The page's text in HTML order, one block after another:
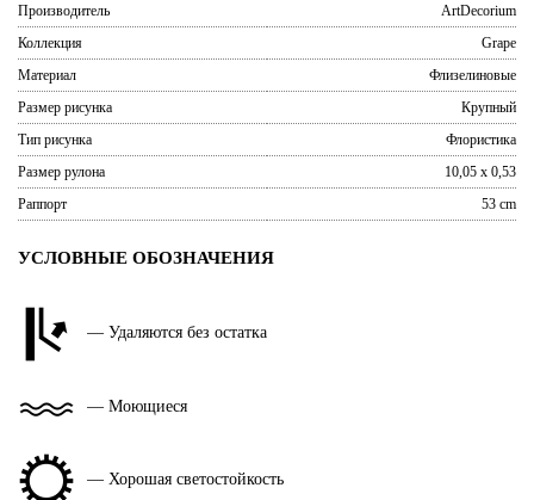
Производитель
ArtDecorium
Коллекция
Grape
Материал
Флизелиновые
Размер рисунка
Крупный
Тип рисунка
Флористика
Размер рулона
10,05 x 0,53
Раппорт
53 cm
УСЛОВНЫЕ ОБОЗНАЧЕНИЯ
— Удаляются без остатка
— Моющиеся
— Хорошая светостойкость